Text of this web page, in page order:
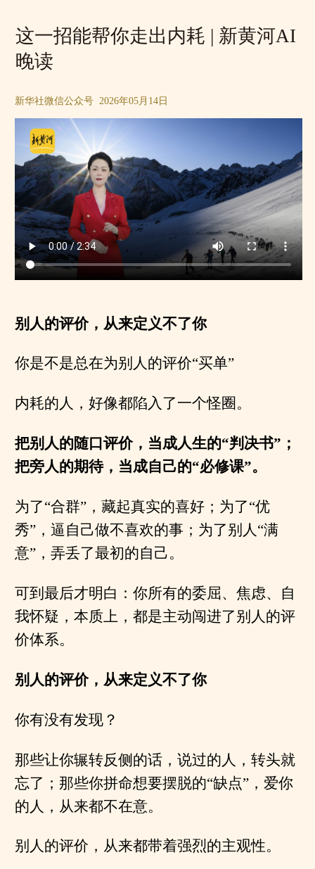
这一招能帮你走出内耗 | 新黄河AI
晚读
新华社微信公众号 2026年05月14日
别人的评价，从来定义不了你
你是不是总在为别人的评价“买单”
内耗的人，好像都陷入了一个怪圈。
把别人的随口评价，当成人生的“判决书”；
把旁人的期待，当成自己的“必修课”。
为了“合群”，藏起真实的喜好；为了“优
秀”，逼自己做不喜欢的事；为了别人“满
意”，弄丢了最初的自己。
可到最后才明白：你所有的委屈、焦虑、自
我怀疑，本质上，都是主动闯进了别人的评
价体系。
别人的评价，从来定义不了你
你有没有发现？
那些让你辗转反侧的话，说过的人，转头就
忘了；那些你拼命想要摆脱的“缺点”，爱你
的人，从来都不在意。
别人的评价，从来都带着强烈的主观性。